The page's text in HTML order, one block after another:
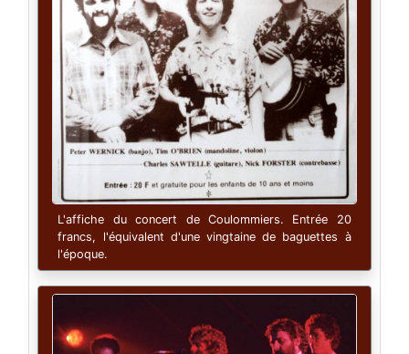
L'affiche du concert de Coulommiers. Entrée 20
francs, l'équivalent d'une vingtaine de baguettes à
l'époque.